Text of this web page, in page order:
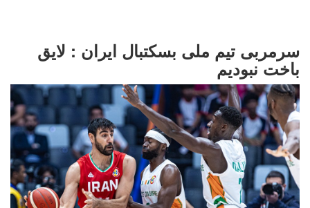
سرمربی تیم ملی بسکتبال ایران : لایق
باخت نبودیم